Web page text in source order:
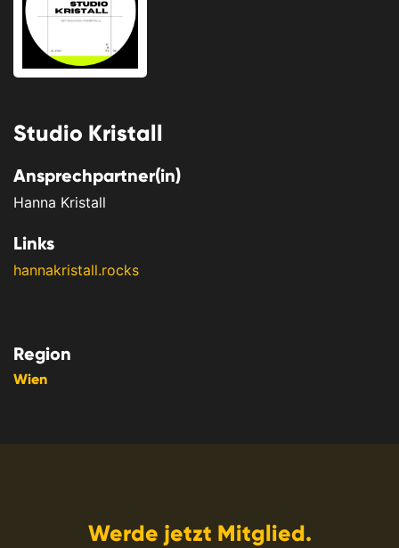
Studio Kristall
Ansprechpartner(in)
Hanna Kristall
Links
hannakristall.rocks
Region
Wien
Werde jetzt Mitglied.